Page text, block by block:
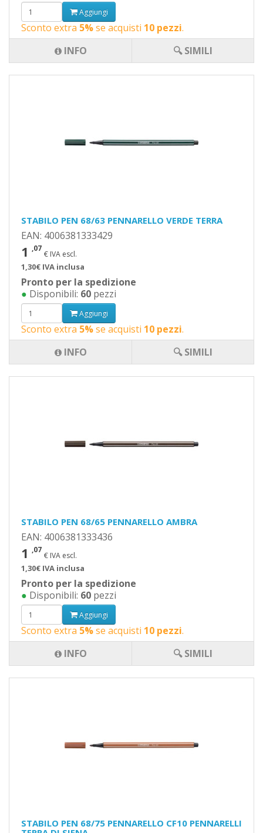
Aggiungi
Sconto extra 5%se acquisti 10 pezzi.
INFO
🔍 SIMILI
STABILO PEN 68/63 PENNARELLO VERDE TERRA
EAN: 4006381333429
1 ,07
€ IVA escl.
1,30€ IVA inclusa
Pronto per la spedizione
● Disponibili: 60 pezzi
Aggiungi
Sconto extra 5%se acquisti 10 pezzi.
INFO
🔍 SIMILI
STABILO PEN 68/65 PENNARELLO AMBRA
EAN: 4006381333436
1 ,07
€ IVA escl.
1,30€ IVA inclusa
Pronto per la spedizione
● Disponibili: 60 pezzi
Aggiungi
Sconto extra 5%se acquisti 10 pezzi.
INFO
🔍 SIMILI
STABILO PEN 68/75 PENNARELLO CF10 PENNARELLI